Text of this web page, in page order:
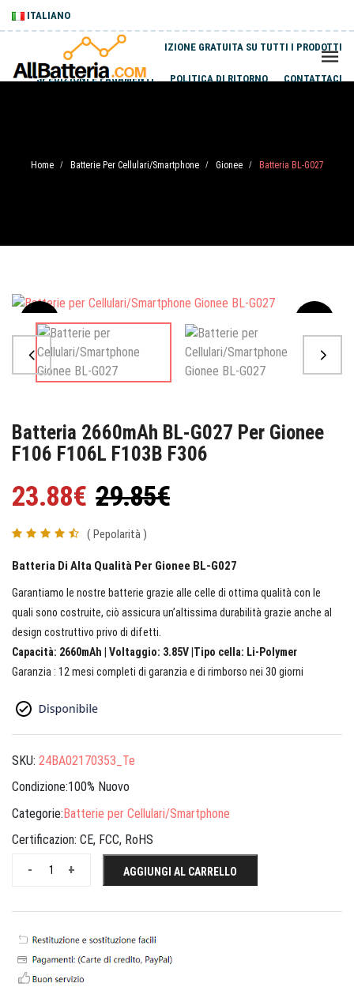
ITALIANO
SPEDIZIONE GRATUITA SU TUTTI I PRODOTTI
SPEDIZIONI E PAGAMENTI POLITICA DI RITORNO CONTATTACI
Home / Batterie Per Cellulari/Smartphone / Gionee / Batteria BL-G027
Sale
Batteria 2660mAh BL-G027 Per Gionee
F106 F106L F103B F306
23.88€ 29.85€
( Pepolarità )
Batteria Di Alta Qualità Per Gionee BL-G027
Garantiamo le nostre batterie grazie alle celle di ottima qualità con le
quali sono costruite, ciò assicura un’altissima durabilità grazie anche al
design costruttivo privo di difetti.
Capacità: 2660mAh | Voltaggio: 3.85V |Tipo cella: Li-Polymer
Garanzia : 12 mesi completi di garanzia e di rimborso nei 30 giorni
SKU: 24BA02170353_Te
Condizione:100% Nuovo
Categorie:Batterie per Cellulari/Smartphone
Certificazion: CE, FCC, RoHS
+
- AGGIUNGI AL CARRELLO